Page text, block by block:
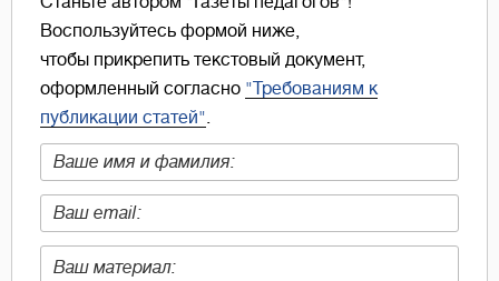
Воспользуйтесь формой ниже,
чтобы прикрепить текстовый документ,
оформленный согласно "Требованиям к
публикации статей".